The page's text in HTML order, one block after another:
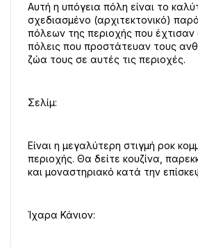
Αυτή η υπόγεια πόλη είναι το
σχεδιασμένο (αρχιτεκτονικό)
πόλεων της περιοχής που
πόλεις που προστάτευαν τους
ζώα τους σε αυτές τις περιοχές.
Σελίμ:
Είναι η μεγαλύτερη στιγμή ροκ
περιοχής. Θα δείτε κουζίνα,
και μοναστηριακό κατά την
Ίχαρα Κάνιον: